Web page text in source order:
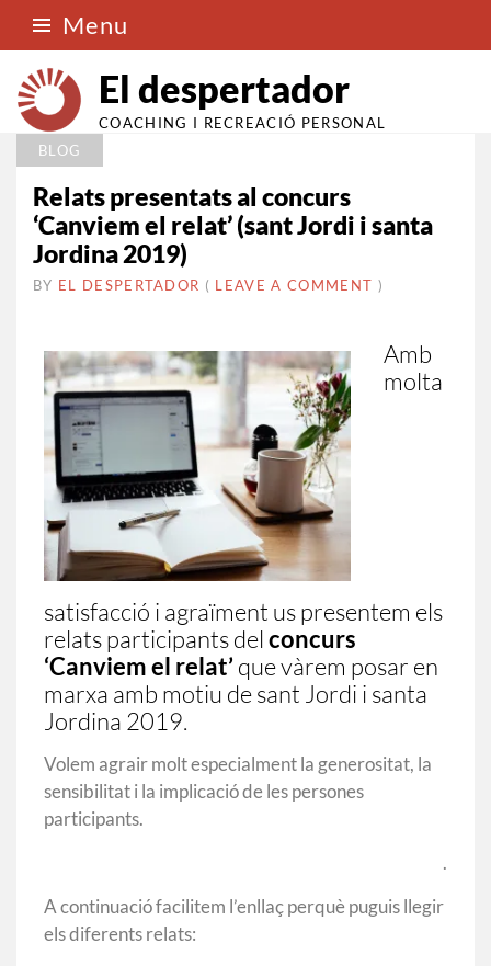
Menu
El despertador
COACHING I RECREACIÓ PERSONAL
BLOG
Relats presentats al concurs
‘Canviem el relat’ (sant Jordi i santa
Jordina 2019)
BY EL DESPERTADOR ON
24
•( LEAVE A COMMENT )
Amb
molta
satisfacció i agraïment us presentem els
relats participants delconcurs
‘Canviem el relat’que vàrem posar en
marxa amb motiu de sant Jordi i santa
Jordina 2019.
Volem agrair molt especialment la generositat, la
sensibilitat i la implicació de les persones
participants.
.
A continuació facilitem l’enllaç perquè puguis llegir
els diferents relats: